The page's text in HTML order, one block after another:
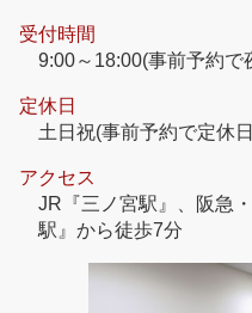
受付時間
9:00～18:00(事前予約で
定休日
土日祝(事前予約で定休
アクセス
JR『三ノ宮駅』、阪急
駅』から徒歩7分